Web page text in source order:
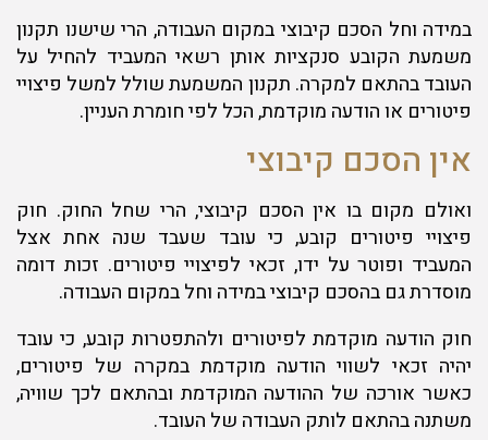
במידה וחל הסכם קיבוצי במקום העבודה, הרי שישנו תקנון
משמעת הקובע סנקציות אותן רשאי המעביד להחיל על
העובד בהתאם למקרה. תקנון המשמעת שולל למשל פיצויי
פיטורים או הודעה מוקדמת, הכל לפי חומרת העניין.
אין הסכם קיבוצי
ואולם מקום בו אין הסכם קיבוצי, הרי שחל החוק. חוק
פיצויי פיטורים קובע, כי עובד שעבד שנה אחת אצל
המעביד ופוטר על ידו, זכאי לפיצויי פיטורים. זכות דומה
מוסדרת גם בהסכם קיבוצי במידה וחל במקום העבודה.
חוק הודעה מוקדמת לפיטורים ולהתפטרות קובע, כי עובד
יהיה זכאי לשווי הודעה מוקדמת במקרה של פיטורים,
כאשר אורכה של ההודעה המוקדמת ובהתאם לכך שוויה,
משתנה בהתאם לותק העבודה של העובד.